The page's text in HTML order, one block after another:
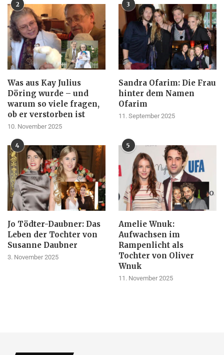
2
Was aus Kay Julius
Döring wurde – und
warum so viele fragen,
ob er verstorben ist
10. November 2025
3
Sandra Ofarim: Die Frau
hinter dem Namen
Ofarim
11. September 2025
4
Jo Tödter-Daubner: Das
Leben der Tochter von
Susanne Daubner
3. November 2025
5
Amelie Wnuk:
Aufwachsen im
Rampenlicht als
Tochter von Oliver
Wnuk
11. November 2025